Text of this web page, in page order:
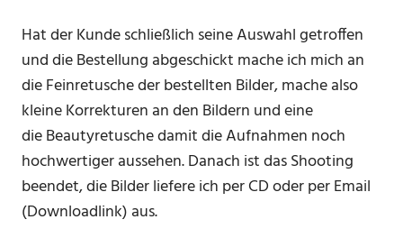
Hat der Kunde schließlich seine Auswahl getroffen
und die Bestellung abgeschickt mache ich mich an
die Feinretusche der bestellten Bilder, mache also
kleine Korrekturen an den Bildern und eine
die Beautyretusche damit die Aufnahmen noch
hochwertiger aussehen. Danach ist das Shooting
beendet, die Bilder liefere ich per CD oder per Email
(Downloadlink) aus.